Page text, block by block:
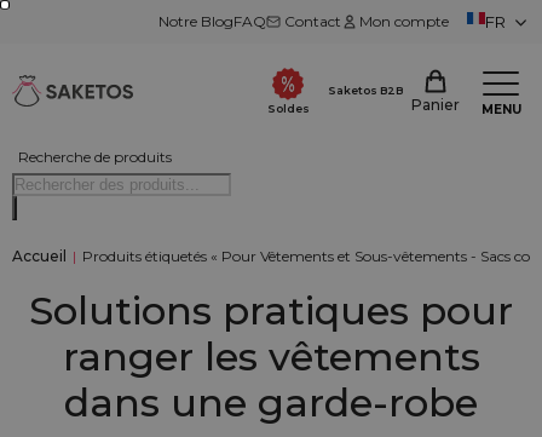
Notre BlogFAQ Contact Mon compte FR
Recherche de produits
Soldes
Saketos B2B
Panier MENU
Accueil | Produits étiquetés « Pour Vêtements et Sous-vêtements - Sacs
Solutions pratiques pour
ranger les vêtements
dans une garde-robe